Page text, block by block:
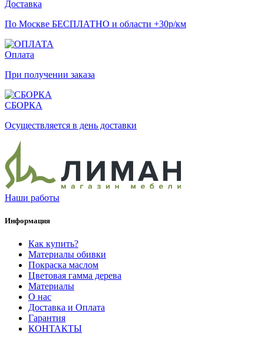
Доставка
По Москве БЕСПЛАТНО и области +30р/км
Оплата
При получении заказа
СБОРКА
Осуществляется в день доставки
Наши работы
Информация
Как купить?
Материалы обивки
Покраска маслом
Цветовая гамма дерева
Материалы
О нас
Доставка и Оплата
Гарантия
КОНТАКТЫ